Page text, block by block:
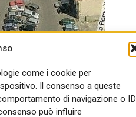
come i cookie per
Il consenso a queste
di navigazione o ID
può influire